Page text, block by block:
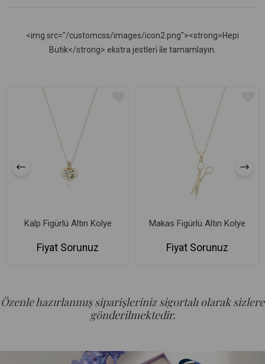
<img src="/customcss/images/icon2.png"><strong>Hepi
Butik</strong> ekstra jestleri̇ i̇le tamamlayın.
Kalp Figürlü Altın Kolye
Fiyat Sorunuz
Makas Figürlü Altın Kolye
Fiyat Sorunuz
Özenle hazırlanmış siparişleriniz sigortalı olarak sizlere
gönderilmektedir.